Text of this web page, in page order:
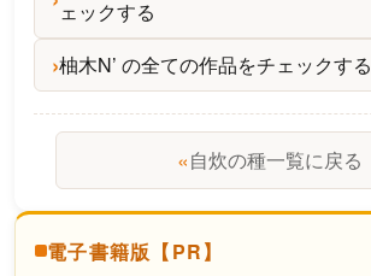
ェックする
柚木N’ の全ての作品をチェックする
«自炊の種一覧に戻る
電子書籍版【PR】